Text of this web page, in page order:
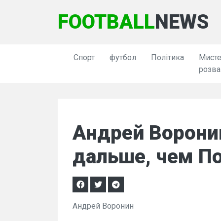
FOOTBALLNEWS
Спорт футбол Політика
Андрей
дальше, чем
Андрей Воронин